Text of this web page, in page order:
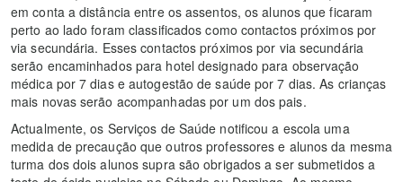
em conta a distância entre os assentos, os alunos que ficaram
perto ao lado foram classificados como contactos próximos por
via secundária. Esses contactos próximos por via secundária
serão encaminhados para hotel designado para observação
médica por 7 dias e autogestão de saúde por 7 dias. As crianças
mais novas serão acompanhadas por um dos pais.
Actualmente, os Serviços de Saúde notificou a escola uma
medida de precaução que outros professores e alunos da mesma
turma dos dois alunos supra são obrigados a ser submetidos a